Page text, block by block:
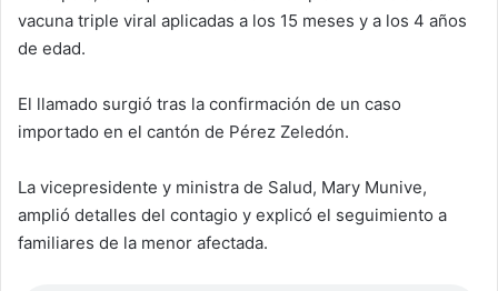
vacuna triple viral aplicadas a los 15 meses y a los 4 años
de edad.
El llamado surgió tras la confirmación de un caso
importado en el cantón de Pérez Zeledón.
La vicepresidente y ministra de Salud, Mary Munive,
amplió detalles del contagio y explicó el seguimiento a
familiares de la menor afectada.